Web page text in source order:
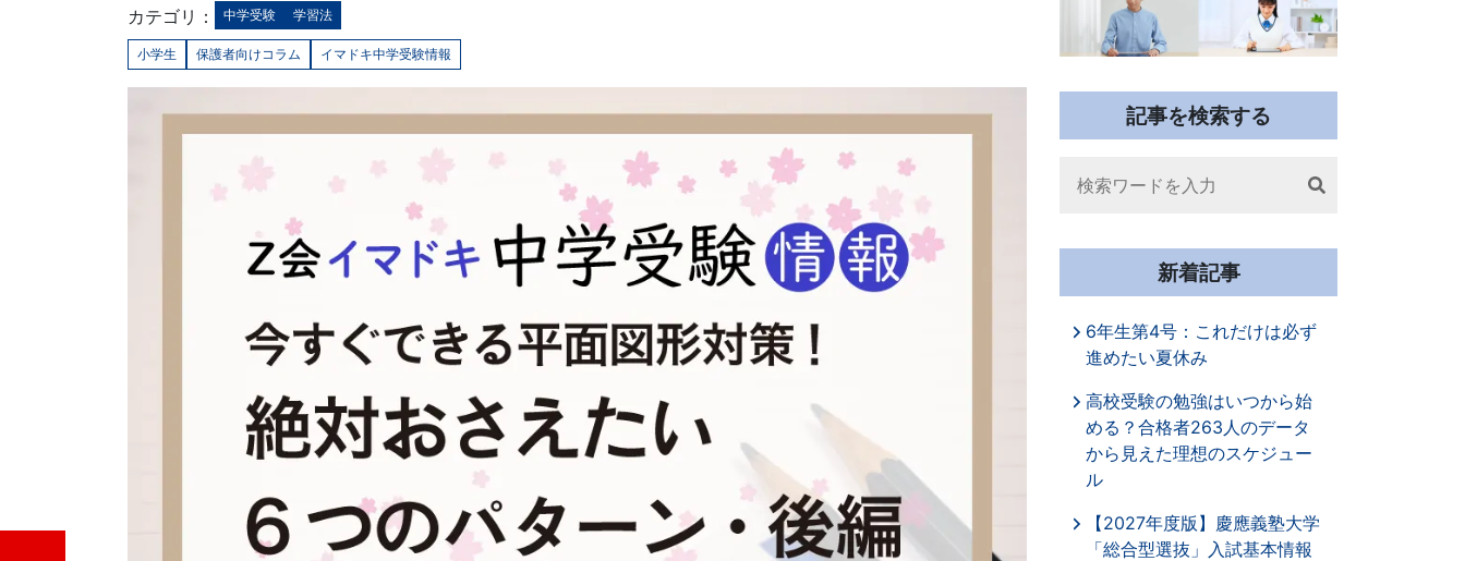
ら
カテゴリ：
中学受験 学習法
小学生 保護者向けコラム イマドキ中学受験情報
記事を検索する
Search
新着記事
6年生第4号：これだけは必ず
進めたい夏休み
高校受験の勉強はいつから始
める？合格者263人のデータ
から見えた理想のスケジュー
ル
【2027年度版】慶應義塾大学
「総合型選抜」入試基本情報